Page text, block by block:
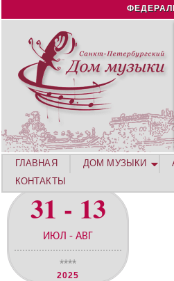
Jump to
31 - 13
ИЮЛ - АВГ
****
2025
ГЛАВНАЯ ДОМ МУЗЫКИ
КОНТАКТЫ